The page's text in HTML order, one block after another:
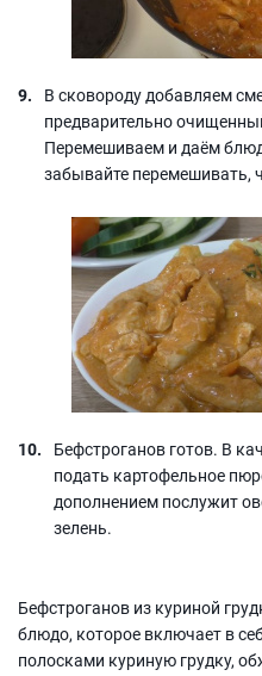
В сковороду добавляем
предварительно
Перемешиваем и даём
забывайте перемешивать,
Бефстроганов готов. В
подать картофельное
дополнением послужит
зелень.
Бефстроганов из куриной
блюдо, которое включает в
полосками куриную грудку,